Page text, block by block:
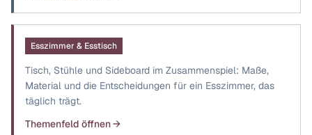
Esszimmer & Esstisch
Tisch, Stühle und Sideboard im Zusammenspiel: Maße,
Material und die Entscheidungen für ein Esszimmer, das
täglich trägt.
Themenfeld öffnen →